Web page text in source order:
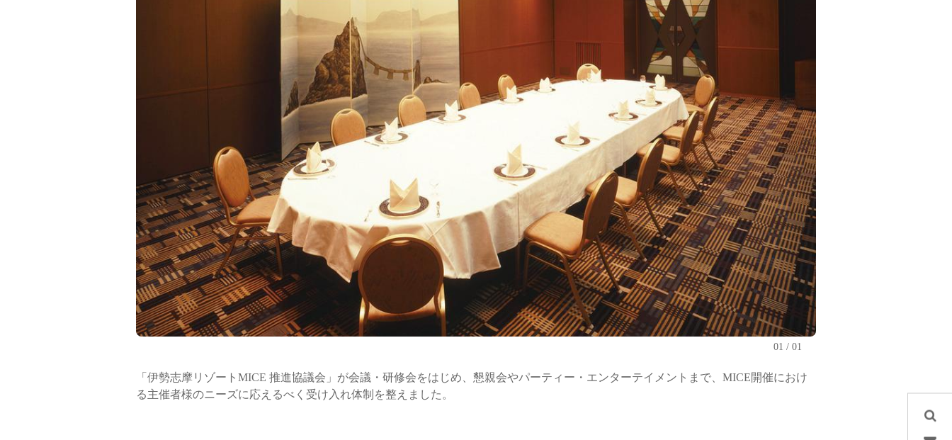
01 01
「伊勢志摩リゾートMICE 推進協議会」が会議・研修会をはじめ、懇親会やパーティー・エンターテイメントまで、MICE開催におけ
る主催者様のニーズに応えるべく受け入れ体制を整えました。